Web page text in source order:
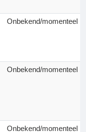
Onbekend/momenteel
Onbekend/momenteel
Onbekend/momenteel